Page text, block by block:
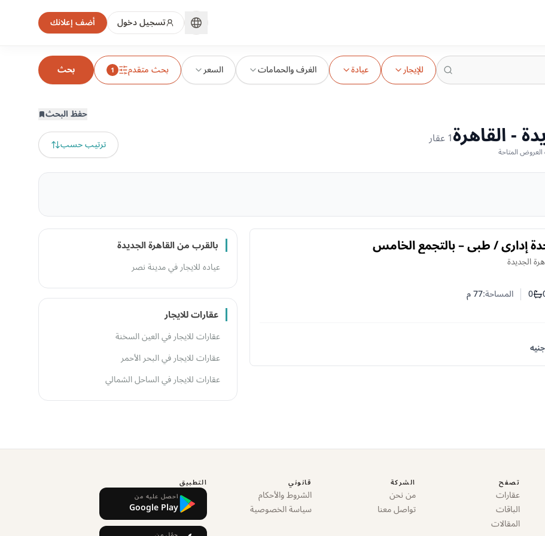
تسجيل دخول أضف إعلانك
للإيجار عيادة الغرف والحمامات السعر بحث متقدم 1 بحث
حفظ البحث
- القاهرة1عقار ترتيب حسب
إداري / طبي – بالتجمع الخامس
الجديدة
النوم
عدد الحمامات
0 المساحة:77م
جنيه
بالقرب من القاهرة الجديدة
عياده للايجار في مدينة نصر
عقارات للايجار
عقارات للايجار في العين السخنة
عقارات للايجار في البحر الأحمر
عقارات للايجار في الساحل الشمالي
تصفح
عقارات
الباقات
المقالات
الشركة
من نحن
تواصل معنا
قانوني
الشروط والأحكام
سياسة الخصوصية
التطبيق
احصل عليه من
Google Play